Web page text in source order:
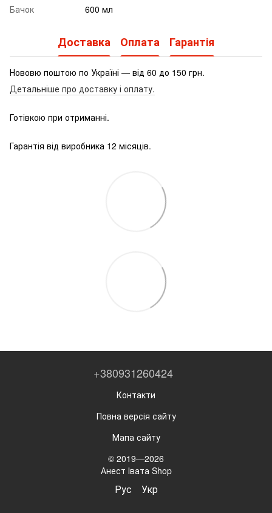
Бачок 600 мл
Доставка Оплата Гарантія
Нововю поштою по Україні — від 60 до 150 грн.
Детальніше про доставку і оплату.
Готівкою при отриманні.
Гарантія від виробника 12 місяців.
+380931260424
Контакти
Повна версія сайту
Мапа сайту
© 2019—2026
Анест Івата Shop
Рус Укр